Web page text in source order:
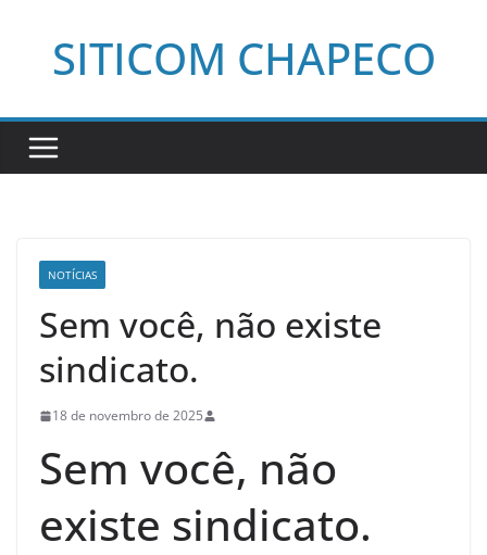
SITICOM CHAPECO
NOTÍCIAS
Sem você, não existe
sindicato.
18 de novembro de 2025
Sem você, não
existe sindicato.